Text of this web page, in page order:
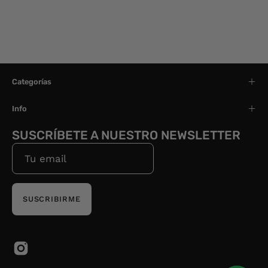
Categorías
Info
SUSCRÍBETE A NUESTRO NEWSLETTER
SUSCRIBIRME